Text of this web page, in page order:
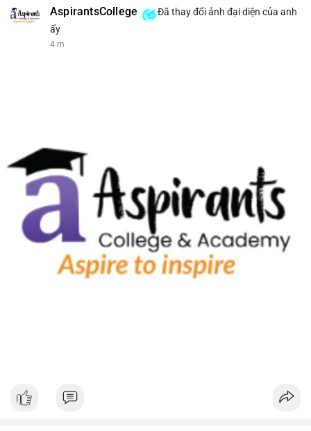
AspirantsCollege
Đã thay đổi ảnh đại diện của anh
ấy
4 m